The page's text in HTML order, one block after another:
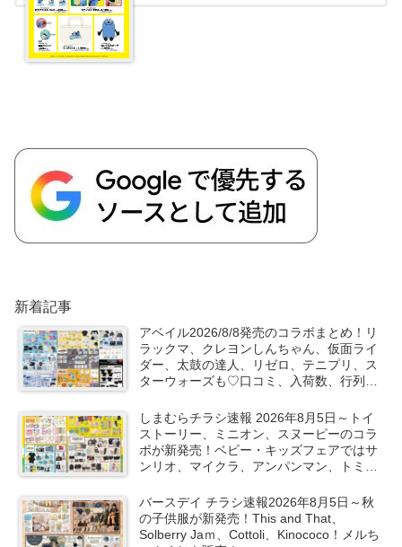
新着記事
アベイル2026/8/8発売のコラボまとめ！リ
ラックマ、クレヨンしんちゃん、仮面ライ
ダー、太鼓の達人、リゼロ、テニプリ、ス
ターウォーズも♡口コミ、入荷数、行列、
しまむらチラシ速報 2026年8月5日～トイ
ストーリー、ミニオン、スヌーピーのコラ
ボが新発売！ベビー・キッズフェアではサ
ンリオ、マイクラ、アンパンマン、トミカ
バースデイ チラシ速報2026年8月5日～秋
の子供服が新発売！This and That、
Solberry Jaｍ、Cottoli、Kinococo！メルち